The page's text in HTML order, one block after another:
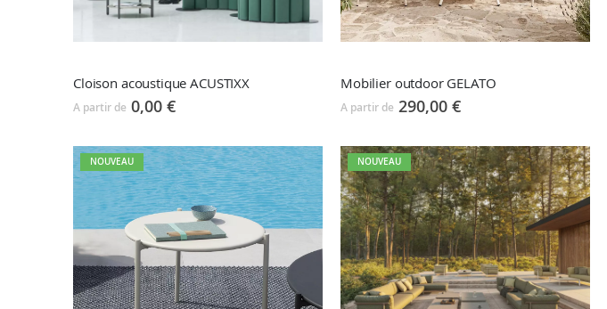
Cloison acoustique ACUSTIXX
A partir de 0,00 €
Mobilier outdoor GELATO
A partir de 290,00 €
NOUVEAU NOUVEAU